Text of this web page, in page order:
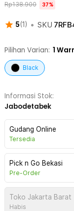
5(1 ) • SKU
Rp138.900 37%
Pilihan Varian: 1
Black
Informasi Stok:
Jabodetabek
Gudang Online
Tersedia
Pick n Go Bekasi
Pre-Order
Toko Jakarta Barat
Habis